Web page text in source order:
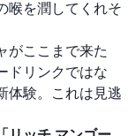
喉を潤してくれそ
がここまで来た
ドリンクではな
体験。これは見逃